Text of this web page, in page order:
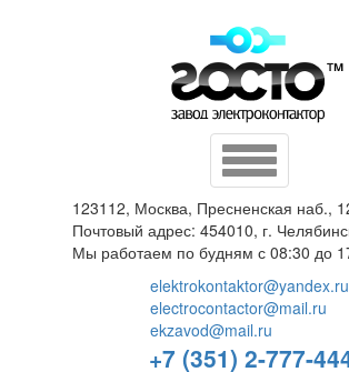
Toggle
navigation
123112, Москва, Пресненская наб.,
Почтовый адрес: 454010, г.
Мы работаем по будням с 08:30 до
elektrokontaktor@yandex.ru
electrocontactor@mail.ru
ekzavod@mail.ru
+7 (351) 2-777-